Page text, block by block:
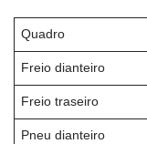
Quadro
Freio dianteiro
Freio traseiro
Pneu dianteiro